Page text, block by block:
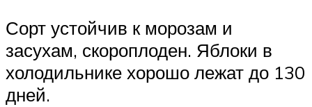
Сорт устойчив к морозам и
засухам, скороплоден. Яблоки в
холодильнике хорошо лежат до 130
дней.